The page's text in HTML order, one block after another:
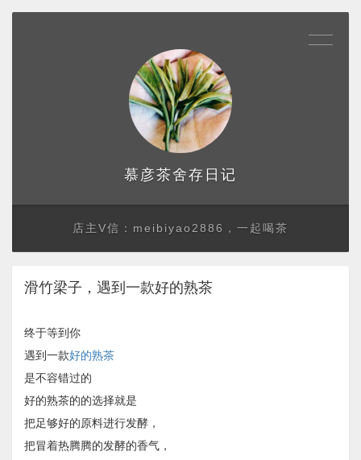
慕彦茶舍存日记
店主V信：meibiyao2886，一起喝茶
滑竹梁子，遇到一款好的熟茶
终于等到你
遇到一款好的熟茶
是不容错过的
好的熟茶的的选择就是
把足够好的原料进行发酵，
把冒着热腾腾的发酵的香气，